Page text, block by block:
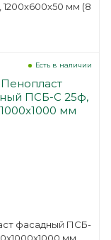
1200x600x50 мм (8
фасадный ПСБ-
мм
Есть в наличии